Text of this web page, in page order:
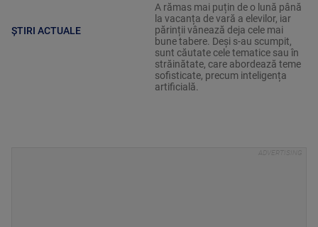
ȘTIRI ACTUALE
A rămas mai puțin de o lună până
la vacanța de vară a elevilor, iar
părinții vânează deja cele mai
bune tabere. Deși s-au scumpit,
sunt căutate cele tematice sau în
străinătate, care abordează teme
sofisticate, precum inteligența
artificială.